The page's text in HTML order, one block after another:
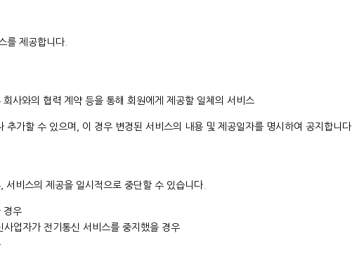
를 제공합니다.
사와의 협력 계약 등을 통해 회원에게 제공할 일체의 서비스
추가할 수 있으며, 이 경우 변경된 서비스의 내용 및 제공일자를 명시하여 공지합니다.
비스의 제공을 일시적으로 중단할 수 있습니다.
경우
업자가 전기통신 서비스를 중지했을 경우